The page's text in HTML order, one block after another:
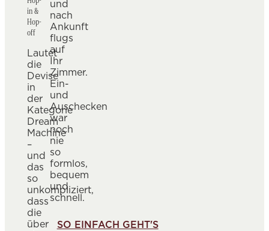
in &
Hop-
off
Lautet
die
Devise
in
der
Kategorie
Dream
Machine
–
und
das
so
unkompliziert,
dass
die
über
und
nach
Ankunft
flugs
auf
Ihr
Zimmer.
Ein-
und
Auschecken
war
noch
nie
so
formlos,
bequem
und
schnell.
SO EINFACH GEHT'S